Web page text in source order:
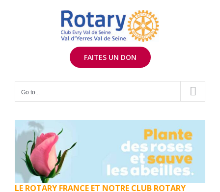
FAITES UN DON
Go to...
LE ROTARY FRANCE ET NOTRE CLUB ROTARY